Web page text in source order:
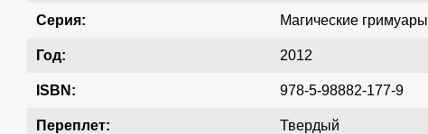
Серия: Магические гримуары
Год: 2012
ISBN: 978-5-98882-177-9
Переплет: Твердый